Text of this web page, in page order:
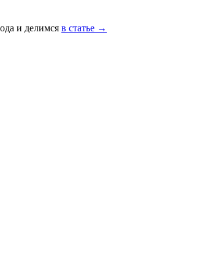
и делимся в статье →